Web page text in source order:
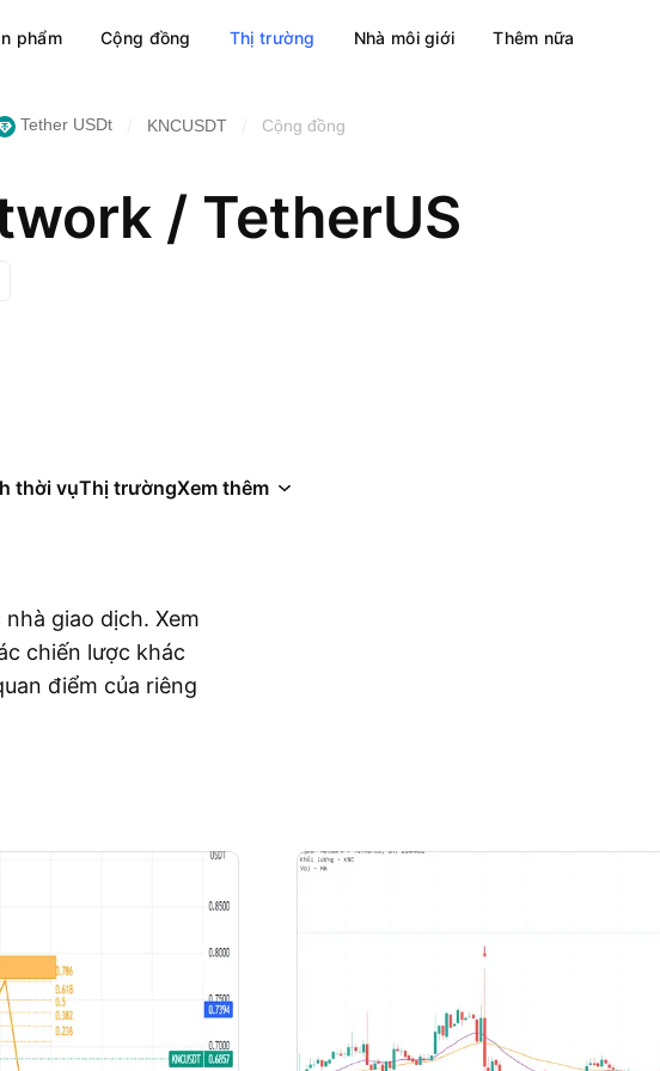
phẩm Cộng đồng Thị trường Nhà môi giới Thêm nữa
Tether USDt KNCUSDT Cộng đồng
/ TetherUS
thời vụThị trườngXem thêm
giao dịch. Xem
chiến lược khác
điểm của riêng